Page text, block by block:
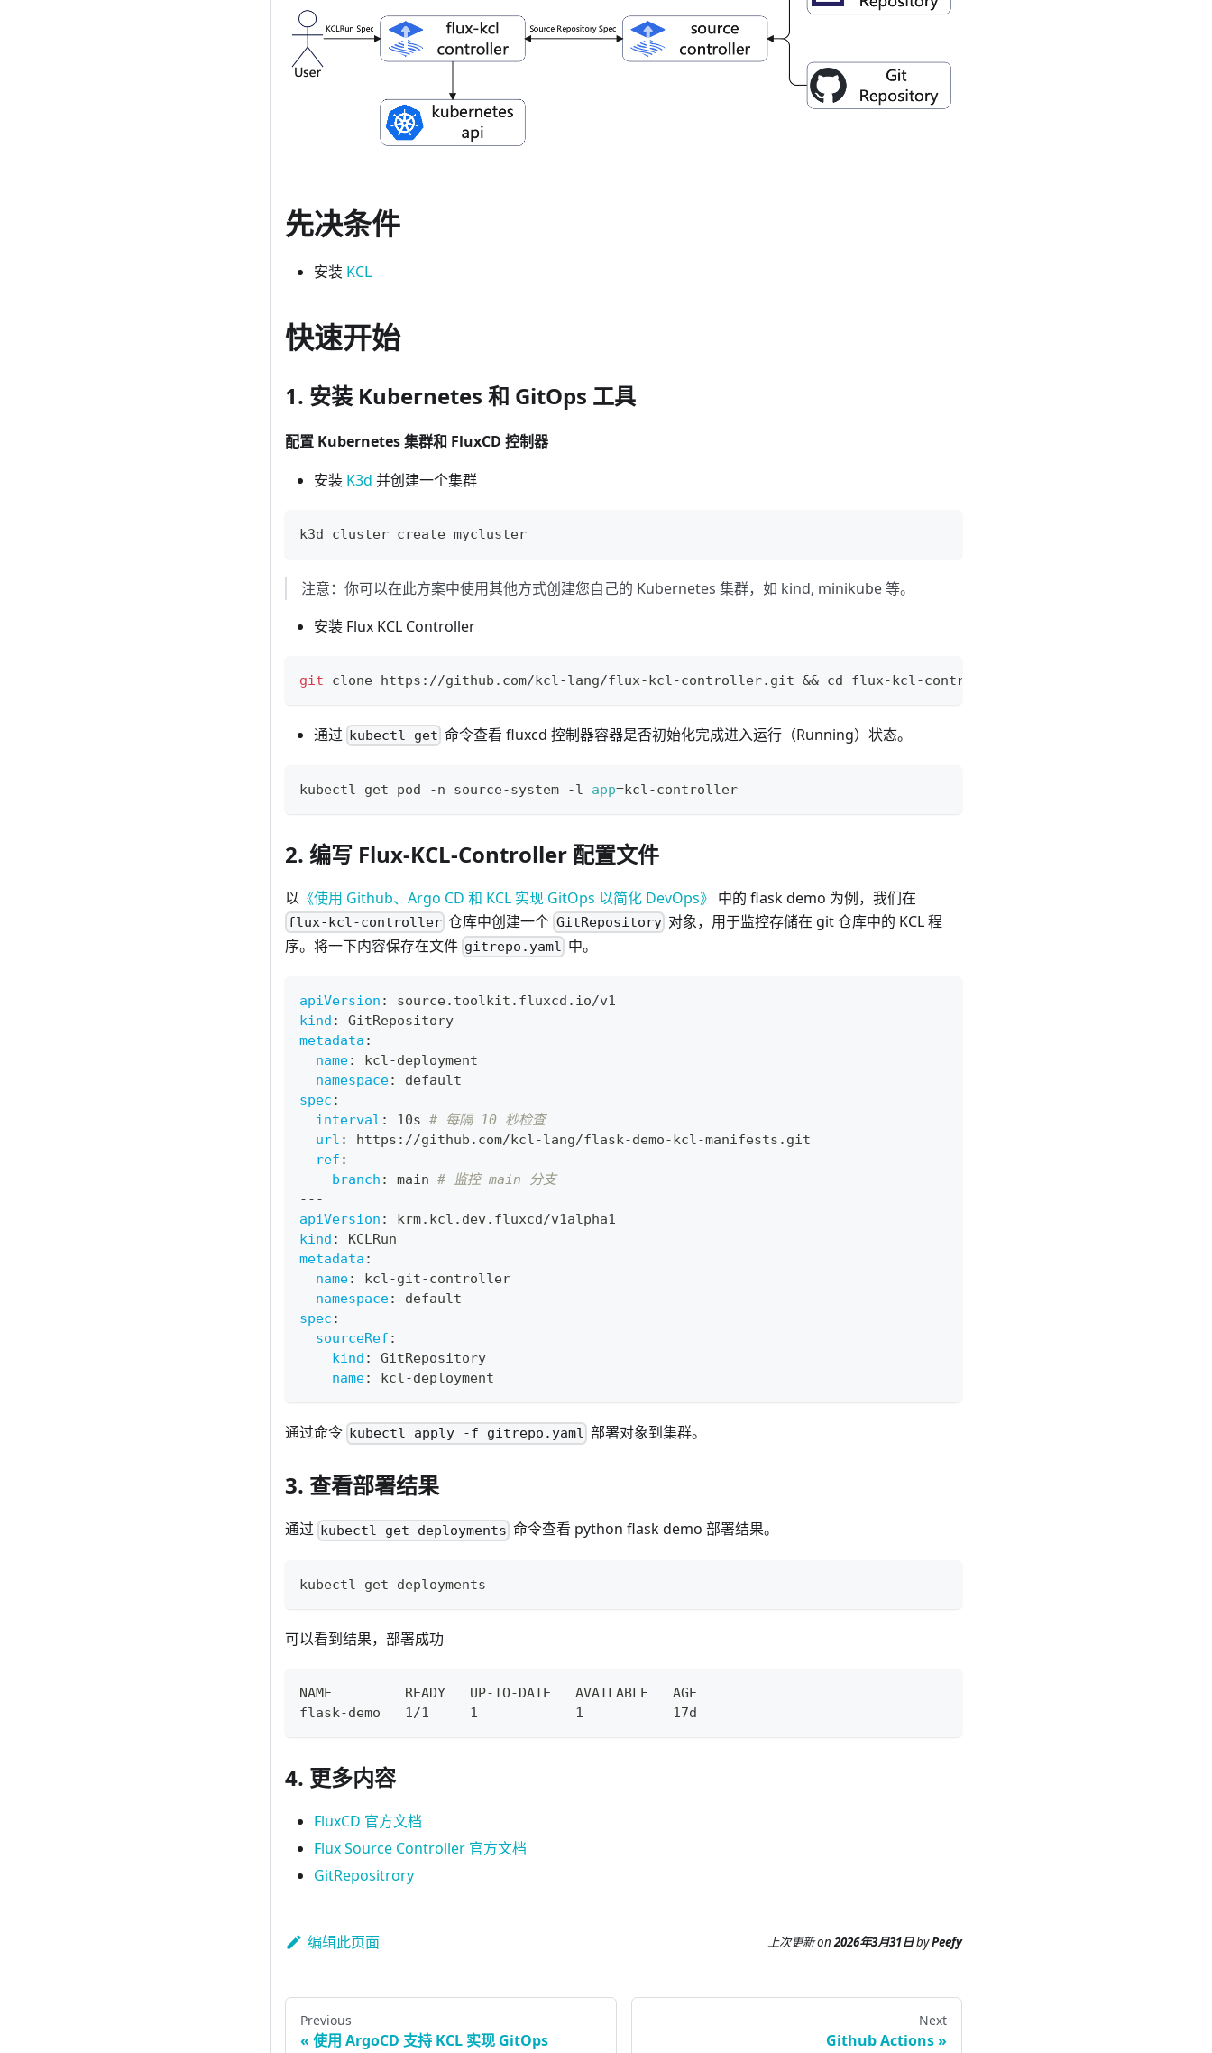
先决条件
安装 KCL
快速开始
1. 安装 Kubernetes 和 GitOps 工具
配置 Kubernetes 集群和 FluxCD 控制器
安装 K3d 并创建一个集群
k3d cluster create mycluster
注意：你可以在此方案中使用其他方式创建您自己的 Kubernetes 集群，如 kind, minikube 等。
安装 Flux KCL Controller
git clone https://github.com/kcl-lang/flux-kcl-controller.git && cd flux-kcl-controller
通过 kubectl get 命令查看 fluxcd 控制器容器是否初始化完成进入运行（Running）状态。
kubectl get pod -n source-system -l app=kcl-controller
2. 编写 Flux-KCL-Controller 配置文件
以 《使用 Github、Argo CD 和 KCL 实现 GitOps 以简化 DevOps》 中的 flask demo 为例，我们在
flux-kcl-controller 仓库中创建一个 GitRepository 对象，用于监控存储在 git 仓库中的 KCL 程
序。将一下内容保存在文件 gitrepo.yaml 中。
apiVersion :
source.toolkit.fluxcd.io/v1
kind :
GitRepository
metadata :
name: kcl-deployment
namespace:
default
spec :
interval : 10s # 每隔 10 秒检查
url : https : //github.com/kcl-lang/flask-demo-kcl-manifests.git
ref :
branch : main # 监控 main 分支
---
apiVersion :
krm.kcl.dev.fluxcd/v1alpha1
kind :
KCLRun
metadata :
name: kcl-git-controller
namespace:
default
spec :
sourceRef :
kind :
GitRepository
name: kcl-deployment
通过命令 kubectl apply -f gitrepo.yaml 部署对象到集群。
3. 查看部署结果
通过 kubectl get deployments 命令查看 python flask demo 部署结果。
kubectl get deployments
可以看到结果，部署成功
NAME         READY   UP-TO-DATE   AVAILABLE   AGE
flask-demo   1/1     1            1           17d
4. 更多内容
FluxCD 官方文档
Flux Source Controller 官方文档
GitRepositrory
编辑此页面 上次更新on2026年3月31日byPeefy
Previous
使用 ArgoCD 支持 KCL 实现 GitOps
Next
Github Actions